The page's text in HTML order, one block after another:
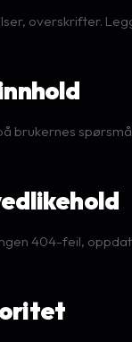
overskrifter.
brukernes
404-feil,